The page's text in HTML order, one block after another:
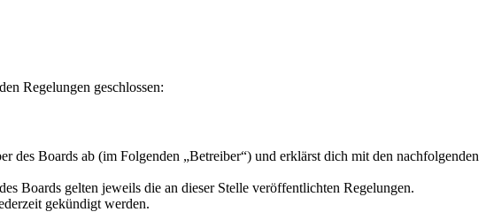
Regelungen geschlossen:
Boards ab (im Folgenden „Betreiber“) und erklärst dich mit den nachfolgenden
Boards gelten jeweils die an dieser Stelle veröffentlichten Regelungen.
gekündigt werden.